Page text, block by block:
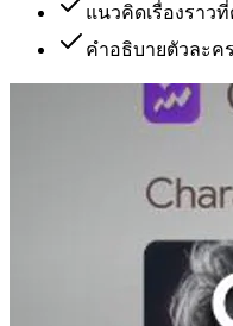
แนวคิดเรื่องราว
คำอธิบายตัวละค